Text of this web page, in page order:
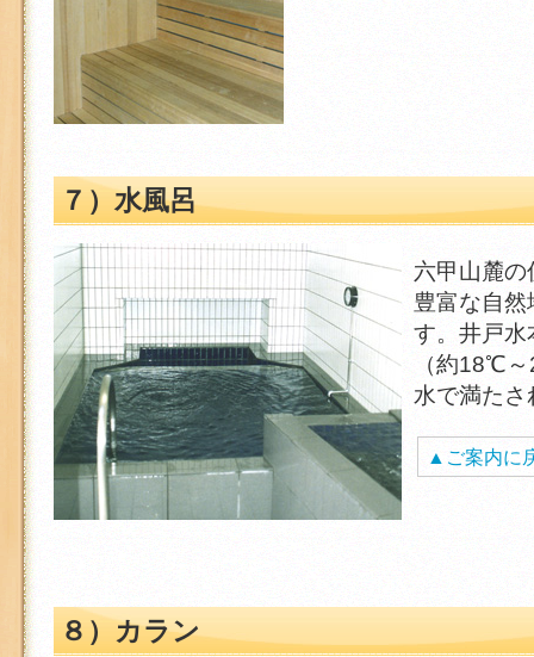
７）水風呂
六甲山麓
豊富な自
す。井戸水
（約18℃
水で満た
▲ご案内に
８）カラン